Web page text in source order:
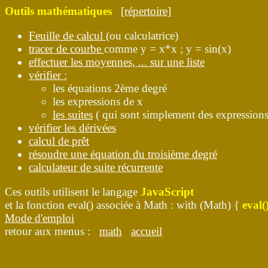
Outils mathématiques
[répertoire]
Feuille de calcul (ou calculatrice)
tracer de courbe comme y = x*x ; y = sin(x)
effectuer les moyennes, ... sur une liste
vérifier :
les équations 2ème degré
les expressions de x
les suites ( qui sont simplement des
vérifier les dérivées
calcul de prêt
résoudre une équation du troisième degré
calculateur de suite récurrente
Ces outils utilisent le langage JavaScript
et la fonction eval() associée à Math : with (Math) {
Mode d'emploi
retour aux menus : math accueil